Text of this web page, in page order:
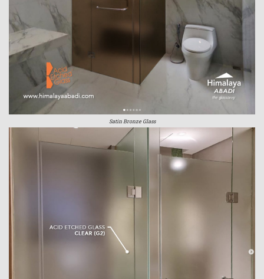
Satin Bronze Glass